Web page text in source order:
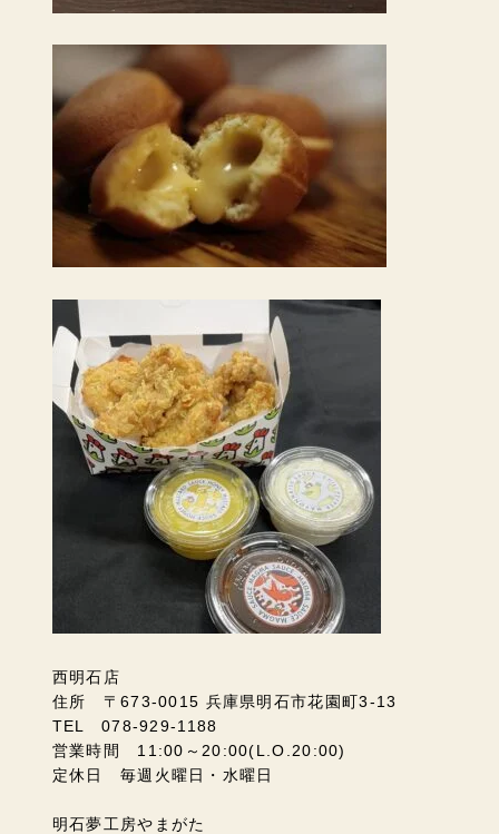
西明石店
住所 〒673-0015 兵庫県明石市花園町3-13
TEL 078-929-1188
営業時間 11:00～20:00(L.O.20:00)
定休日 毎週火曜日・水曜日
明石夢工房やまがた